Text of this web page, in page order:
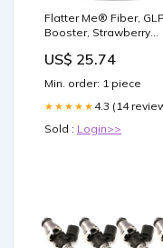
Flatter Me® Fiber,
Booster, Strawberry
US$ 25.74
Min. order: 1 piece
★★★★★ 4.3 (14
Sold : Login>>